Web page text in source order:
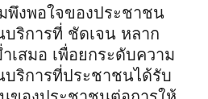
พึงพอใจของประชาชน
ริการที่ ชัดเจน หลาก
เสมอ เพื่อยกระดับความ
ริการที่ประชาชนได้รับ